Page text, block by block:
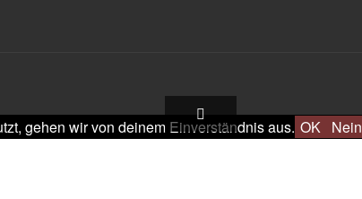
gehen wir von deinem Einverständnis aus. OK Nein